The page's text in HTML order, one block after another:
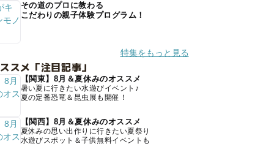
その道のプロに教わる
こだわりの親子体験プログラム！
特集をもっと見る
スメ「注目記事」
【関東】8月＆夏休みのオススメ
暑い夏に行きたい水遊びイベント♪
夏の定番恐竜＆昆虫展も開催！
【関西】8月＆夏休みのオススメ
夏休みの思い出作りに行きたい夏祭り
水遊びスポット＆子供無料イベントも